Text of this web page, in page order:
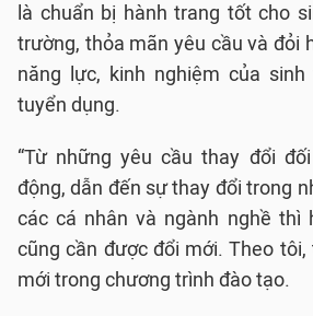
là chuẩn bị hành trang tốt cho
trường, thỏa mãn yêu cầu và đỏi
năng lực, kinh nghiệm của
tuyển dụng.
“Từ những yêu cầu thay đổi
động, dẫn đến sự thay đổi trong
các cá nhân và ngành nghề thì
cũng cần được đổi mới. Theo
mới trong chương trình đào tạo.